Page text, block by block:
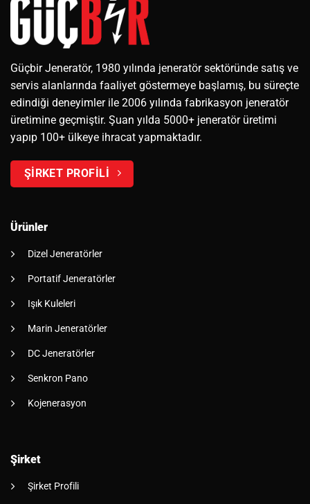
Güçbir Jeneratör, 1980 yılında jeneratör sektöründe satış ve
servis alanlarında faaliyet göstermeye başlamış, bu süreçte
edindiği deneyimler ile 2006 yılında fabrikasyon jeneratör
üretimine geçmiştir. Şuan yılda 5000+ jeneratör üretimi
yapıp 100+ ülkeye ihracat yapmaktadır.
ŞİRKET PROFİLİ
Ürünler
Dizel Jeneratörler
Portatif Jeneratörler
Işık Kuleleri
Marin Jeneratörler
DC Jeneratörler
Senkron Pano
Kojenerasyon
Şirket
Şirket Profili